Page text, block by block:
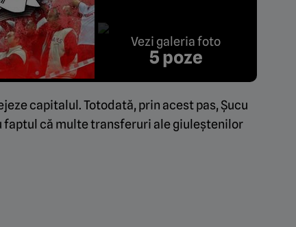
Vezi galeria foto
5 poze
capitalul. Totodată, prin acest pas, Șucu
faptul că multe transferuri ale giuleștenilor